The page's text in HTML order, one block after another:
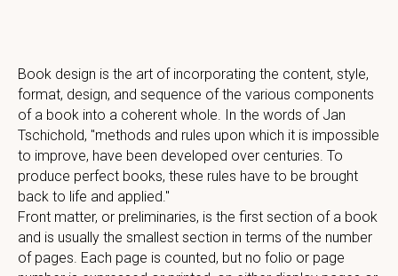
Book design is the art of incorporating the content, style,
format, design, and sequence of the various components
of a book into a coherent whole. In the words of Jan
Tschichold, "methods and rules upon which it is impossible
to improve, have been developed over centuries. To
produce perfect books, these rules have to be brought
back to life and applied."
Front matter, or preliminaries, is the first section of a book
and is usually the smallest section in terms of the number
of pages. Each page is counted, but no folio or page